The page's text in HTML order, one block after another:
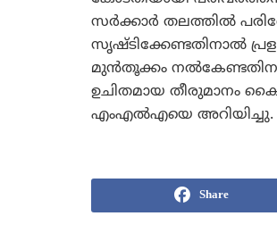
സര്‍ക്കാര്‍ തലത്തില്‍
സൃഷ്ടിക്കേണ്ടതിനാല്‍
മുന്‍തൂക്കം
ഉചിതമായ തീരുമാനം
എംഎല്‍എയെ അറിയിച്ചു.
Share